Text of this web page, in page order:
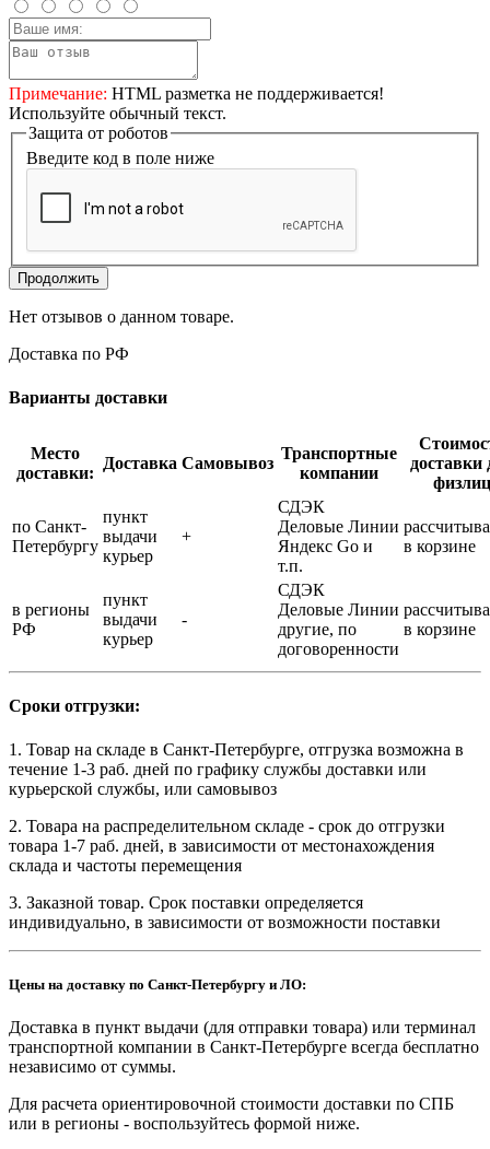
Примечание: HTML разметка не поддерживается!
Используйте обычный текст.
Защита от роботов
Введите код в поле ниже
Продолжить
Нет отзывов о данном товаре.
Доставка по РФ
Варианты доставки
Место
доставки:
Доставка Самовывоз
Транспортные
компании
доставки
физлиц
по Санкт-
Петербургу
пункт
выдачи
курьер
+
СДЭК
Деловые Линии
Яндекс Go и
т.п.
в корзине
в регионы
РФ
пункт
выдачи
курьер
-
СДЭК
Деловые Линии
другие, по
договоренности
в корзине
Сроки отгрузки:
1. Товар на складе в Санкт-Петербурге, отгрузка возможна в
течение 1-3 раб. дней по графику службы доставки или
курьерской службы, или самовывоз
2. Товара на распределительном складе - срок до отгрузки
товара 1-7 раб. дней, в зависимости от местонахождения
склада и частоты перемещения
3. Заказной товар. Срок поставки определяется
индивидуально, в зависимости от возможности поставки
Цены на доставку по Санкт-Петербургу и ЛО:
Доставка в пункт выдачи (для отправки товара) или терминал
транспортной компании в Санкт-Петербурге всегда бесплатно
независимо от суммы.
Для расчета ориентировочной стоимости доставки по СПБ
или в регионы - воспользуйтесь формой ниже.